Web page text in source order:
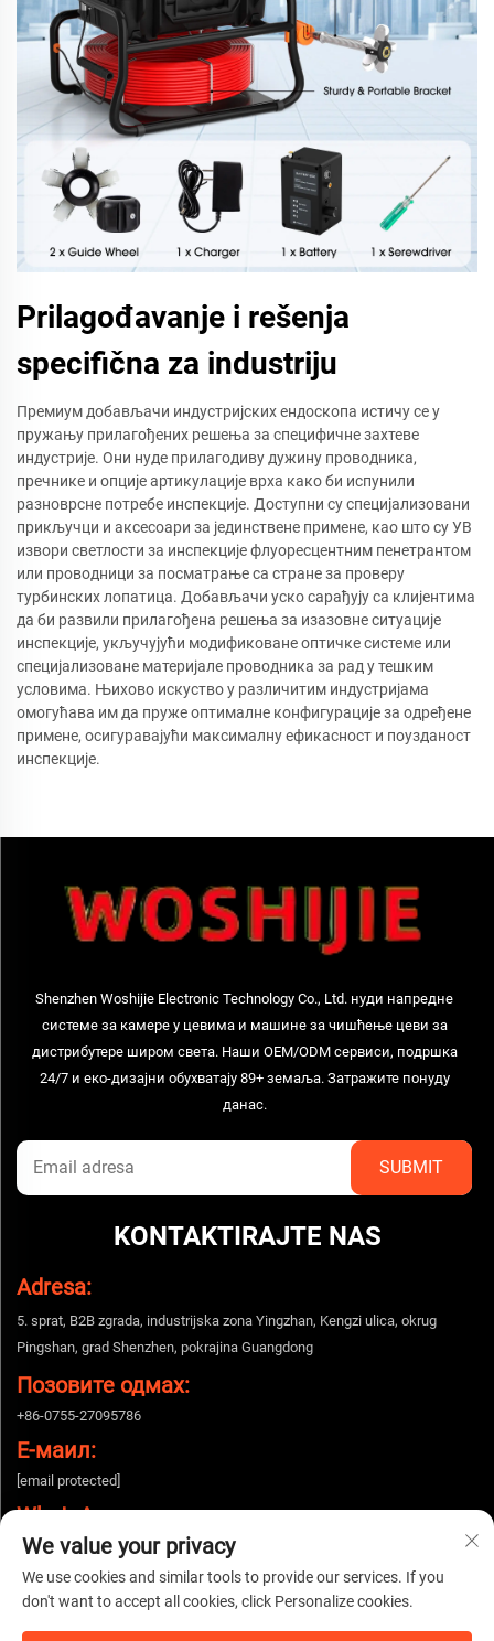
Prilagođavanje i rešenja
specifična za industriju
Премиум добављачи индустријских ендоскопа истичу се у
пружању прилагођених решења за специфичне захтеве
индустрије. Они нуде прилагодиву дужину проводника,
пречнике и опције артикулације врха како би испунили
разноврсне потребе инспекције. Доступни су специјализовани
прикључци и аксесоари за јединствене примене, као што су УВ
извори светлости за инспекције флуоресцентним пенетрантом
или проводници за посматрање са стране за проверу
турбинских лопатица. Добављачи уско сарађују са клијентима
да би развили прилагођена решења за изазовне ситуације
инспекције, укључујући модификоване оптичке системе или
специјализоване материјале проводника за рад у тешким
условима. Њихово искуство у различитим индустријама
омогућава им да пруже оптималне конфигурације за одређене
примене, осигуравајући максималну ефикасност и поузданост
инспекције.
Shenzhen Woshijie Electronic Technology Co., Ltd. нуди напредне
системе за камере у цевима и машине за чишћење цеви за
дистрибутере широм света. Наши OEM/ODM сервиси, подршка
24/7 и еко-дизајни обухватају 89+ земаља. Затражите понуду
данас.
KONTAKTIRAJTE NAS
Adresa:
5. sprat, B2B zgrada, industrijska zona Yingzhan, Kengzi ulica, okrug
Pingshan, grad Shenzhen, pokrajina Guangdong
Позовите одмах:
+86-0755-27095786
Е-маил:
[email protected]
WhatsApp:
+86-15112424643
We value your privacy
We use cookies and similar tools to provide our services. If you
don't want to accept all cookies, click Personalize cookies.